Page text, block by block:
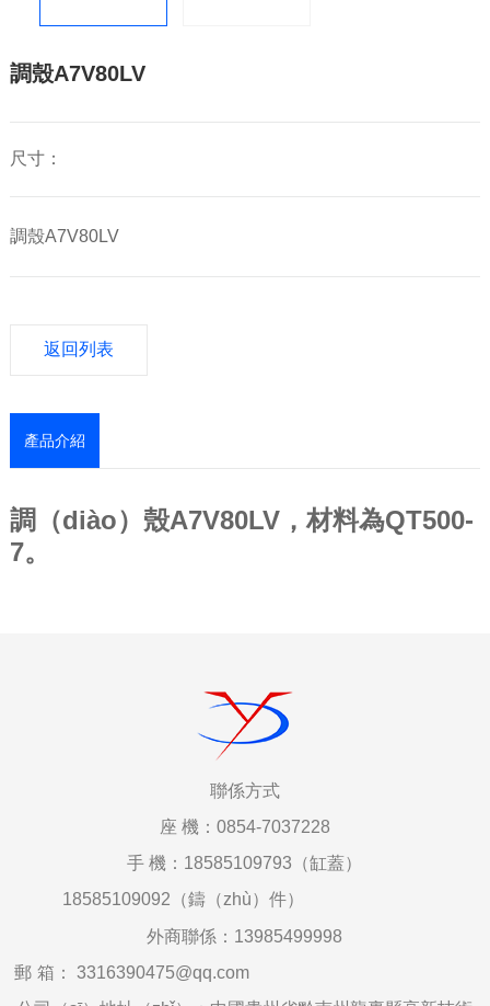
調殼A7V80LV
尺寸：
調殼A7V80LV
返回列表
產品介紹
調（diào）殼A7V80LV，材料為QT500-
7。
聯係方式
座 機：0854-7037228
手機：18585109793（缸蓋）
18585109092（鑄（zhù）件）
外商聯係： 13985499998
郵 箱 ：3316390475@qq.com